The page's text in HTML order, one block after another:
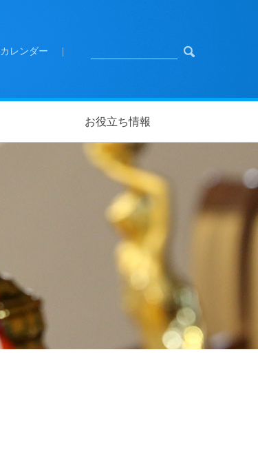
カレンダー
お役立ち情報